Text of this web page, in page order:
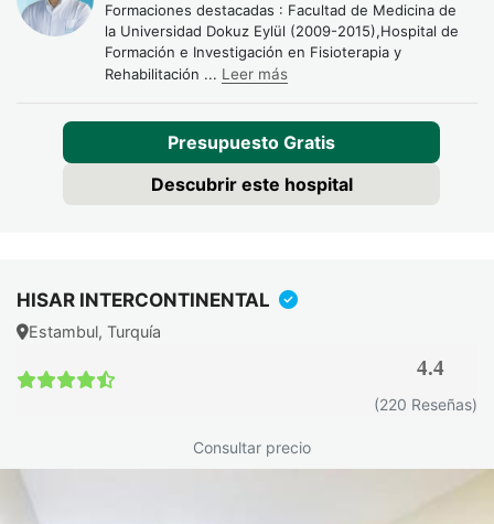
Formaciones destacadas : Facultad de Medicina de
la Universidad Dokuz Eylül (2009-2015),Hospital de
Formación e Investigación en Fisioterapia y
Rehabilitación ... Leer más
Presupuesto Gratis
Descubrir este hospital
HISAR INTERCONTINENTAL
Estambul, Turquía
4.4
(220 Reseñas)
Consultar precio